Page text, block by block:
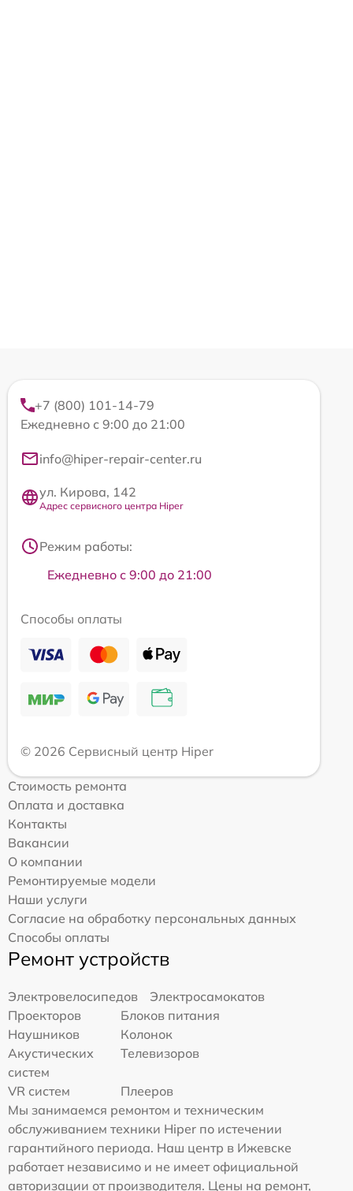
+7 (800) 101-14-79
Ежедневно с 9:00 до 21:00
info@hiper-repair-center.ru
ул. Кирова, 142
Адрес сервисного центра Hiper
Режим работы:
Ежедневно с 9:00 до 21:00
Способы оплаты
© 2026 Сервисный центр Hiper
Стоимость ремонта
Оплата и доставка
Контакты
Вакансии
О компании
Ремонтируемые модели
Наши услуги
Согласие на обработку персональных данных
Способы оплаты
Ремонт устройств
Электровелосипедов
Электросамокатов
Проекторов
Блоков питания
Наушников
Колонок
Акустических
систем
Телевизоров
VR систем
Плееров
Мы занимаемся ремонтом и техническим
обслуживанием техники Hiper по истечении
гарантийного периода. Наш центр в Ижевске
работает независимо и не имеет официальной
авторизации от производителя. Цены на ремонт,